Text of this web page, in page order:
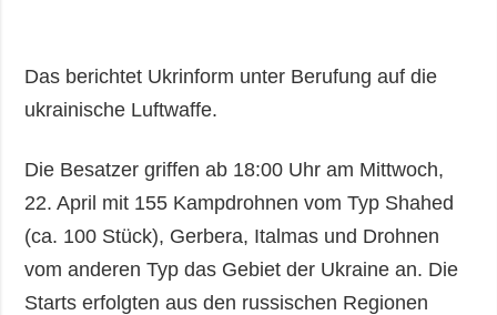
Das berichtet Ukrinform unter Berufung auf die
ukrainische Luftwaffe.
Die Besatzer griffen ab 18:00 Uhr am Mittwoch,
22. April mit 155 Kampdrohnen vom Typ Shahed
(ca. 100 Stück), Gerbera, Italmas und Drohnen
vom anderen Typ das Gebiet der Ukraine an. Die
Starts erfolgten aus den russischen Regionen